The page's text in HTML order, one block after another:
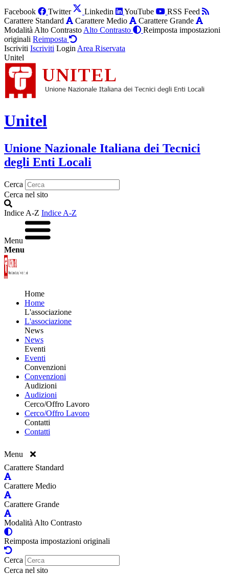
Facebook Twitter Linkedin YouTube
RSS Feed
Carattere Standard
Carattere Medio
Carattere Grande
Modalità Alto Contrasto Alto Contrasto
Reimposta impostazioni
originali Reimposta
Iscriviti Iscriviti Login Area Riservata
Unitel
Unitel
Unione Nazionale Italiana dei Tecnici
degli Enti Locali
Cerca
Cerca nel sito
Indice A-Z Indice A-Z
Menu
Menu
Home
Home
L'associazione
L'associazione
News
News
Eventi
Eventi
Convenzioni
Convenzioni
Audizioni
Audizioni
Cerco/Offro Lavoro
Cerco/Offro Lavoro
Contatti
Contatti
Menu
Carattere Standard
Carattere Medio
Carattere Grande
Modalità Alto Contrasto
Reimposta impostazioni originali
Cerca
Cerca nel sito